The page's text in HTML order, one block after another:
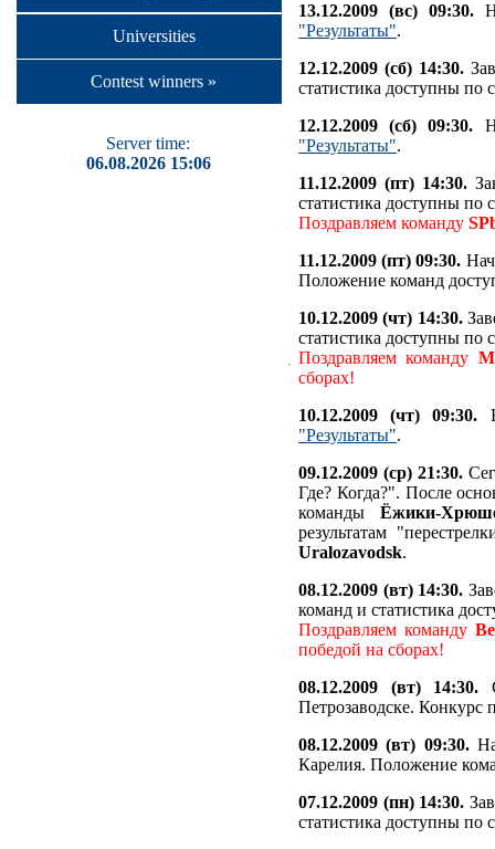
Universities
Contest winners »
Server time:
06.08.2026 15:06
13.12.2009 (вс) 09:30.
"Результаты".
12.12.2009 (сб) 14:30.
статистика доступны по
12.12.2009 (сб) 09:30.
"Результаты".
11.12.2009 (пт) 14:30.
статистика доступны по
Поздравляем команду
11.12.2009 (пт) 09:30.
Положение команд
10.12.2009 (чт) 14:30.
статистика доступны по
Поздравляем команду
сборах!
10.12.2009 (чт) 09:30.
"Результаты".
09.12.2009 (ср) 21:30.
Где? Когда?". После
команды Ёжики-
результатам
Uralozavodsk.
08.12.2009 (вт) 14:30.
команд и статистика
Поздравляем команду
победой на сборах!
08.12.2009 (вт) 14:30.
Петрозаводске. Конкурс
08.12.2009 (вт) 09:30.
Карелия. Положение
07.12.2009 (пн) 14:30.
статистика доступны по